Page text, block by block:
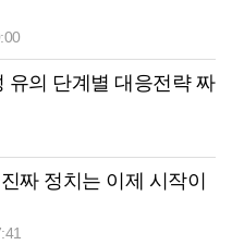
유의 단계별 대응전략 짜
짜 정치는 이제 시작이